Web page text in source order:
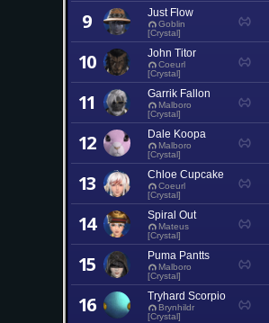
9 Just Flow
Goblin
[Crystal]
10 John Titor
Coeurl
[Crystal]
11 Garrik Fallon
Malboro
[Crystal]
12 Dale Koopa
Malboro
[Crystal]
13 Chloe Cupcake
Coeurl
[Crystal]
14 Spiral Out
Mateus
[Crystal]
15 Puma Pantts
Malboro
[Crystal]
16 Tryhard Scorpio
Brynhildr
[Crystal]